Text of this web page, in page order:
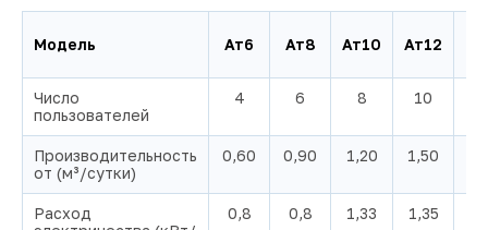
Модель Ат6 Ат8 Ат10 Ат12
Число
пользователей
4 6 8 10
Производительность
от (м³/сутки)
0,60 0,90 1,20 1,50
Расход
0,8 0,8 1,33 1,35